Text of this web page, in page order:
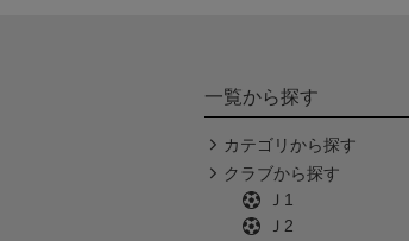
一覧から探す
カテゴリから探す
クラブから探す
Ｊ1
Ｊ2